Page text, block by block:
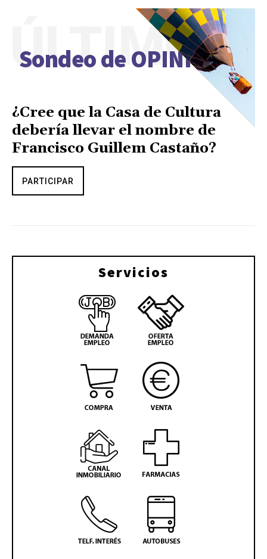
Sondeo de OPINIÓN
ÚLTIMO
¿Cree que la Casa de Cultura
debería llevar el nombre de
Francisco Guillem Castaño?
PARTICIPAR
Servicios